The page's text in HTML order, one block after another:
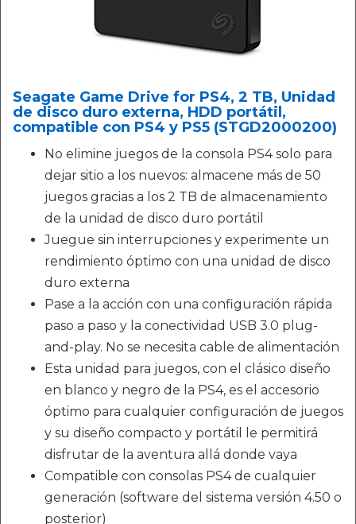
Seagate Game Drive for PS4, 2 TB, Unidad
de disco duro externa, HDD portátil,
compatible con PS4 y PS5 (STGD2000200)
No elimine juegos de la consola PS4 solo para
dejar sitio a los nuevos: almacene más de 50
juegos gracias a los 2 TB de almacenamiento
de la unidad de disco duro portátil
Juegue sin interrupciones y experimente un
rendimiento óptimo con una unidad de disco
duro externa
Pase a la acción con una configuración rápida
paso a paso y la conectividad USB 3.0 plug-
and-play. No se necesita cable de alimentación
Esta unidad para juegos, con el clásico diseño
en blanco y negro de la PS4, es el accesorio
óptimo para cualquier configuración de juegos
y su diseño compacto y portátil le permitirá
disfrutar de la aventura allá donde vaya
Compatible con consolas PS4 de cualquier
generación (software del sistema versión 4.50 o
posterior)